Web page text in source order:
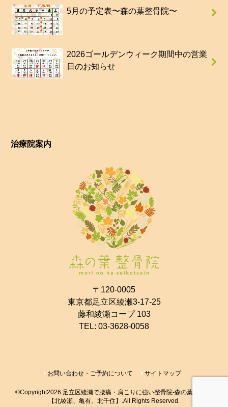
5月の予定表〜森の葉整骨院〜
2026ゴールデンウィーク期間中の営業
日のお知らせ
治療院案内
〒120-0005
東京都足立区綾瀬3-17-25
藤和綾瀬コープ 103
TEL: 03-3628-0058
お問い合わせ・ご予約について サイトマップ
©Copyright2026 足立区綾瀬で腰痛・肩こりに強い整骨院-森の葉整骨院-
【北綾瀬、亀有、北千住】
.All Rights Reserved.